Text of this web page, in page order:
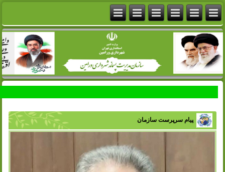
پیام سرپرست سازمان